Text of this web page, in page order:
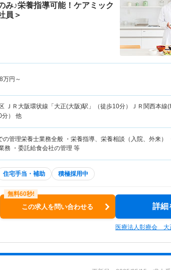
み♪栄養指導可能！ケアミック
員＞
万円～
ＪＲ大阪環状線「大正(大阪)駅」（徒歩10分）ＪＲ関西本線
分） 他
の管理栄養士業務全般 ・栄養指導、栄養相談（入院、外来）
務 ・委託給食会社の管理 等
住宅手当・補助 積極採用中
この求人を問い合わせる 詳細
医療法人彰療会 大